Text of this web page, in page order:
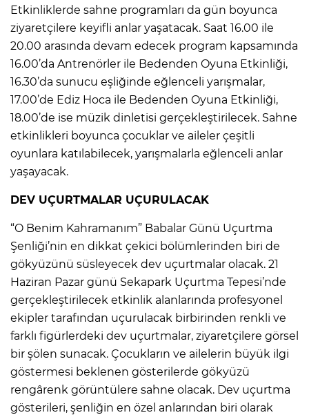
Etkinliklerde sahne programları da gün boyunca
ziyaretçilere keyifli anlar yaşatacak. Saat 16.00 ile
20.00 arasında devam edecek program kapsamında
16.00’da Antrenörler ile Bedenden Oyuna Etkinliği,
16.30’da sunucu eşliğinde eğlenceli yarışmalar,
17.00’de Ediz Hoca ile Bedenden Oyuna Etkinliği,
18.00’de ise müzik dinletisi gerçekleştirilecek. Sahne
etkinlikleri boyunca çocuklar ve aileler çeşitli
oyunlara katılabilecek, yarışmalarla eğlenceli anlar
yaşayacak.
DEV UÇURTMALAR UÇURULACAK
“O Benim Kahramanım” Babalar Günü Uçurtma
Şenliği’nin en dikkat çekici bölümlerinden biri de
gökyüzünü süsleyecek dev uçurtmalar olacak. 21
Haziran Pazar günü Sekapark Uçurtma Tepesi’nde
gerçekleştirilecek etkinlik alanlarında profesyonel
ekipler tarafından uçurulacak birbirinden renkli ve
farklı figürlerdeki dev uçurtmalar, ziyaretçilere görsel
bir şölen sunacak. Çocukların ve ailelerin büyük ilgi
göstermesi beklenen gösterilerde gökyüzü
rengârenk görüntülere sahne olacak. Dev uçurtma
gösterileri, şenliğin en özel anlarından biri olarak